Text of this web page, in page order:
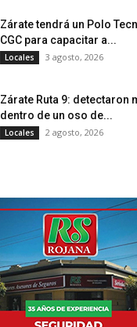
Zárate tendrá un Polo
CGC para capacitar a...
Locales 3 agosto, 2026
Zárate Ruta 9: detectaron
dentro de un oso de...
Locales 2 agosto, 2026